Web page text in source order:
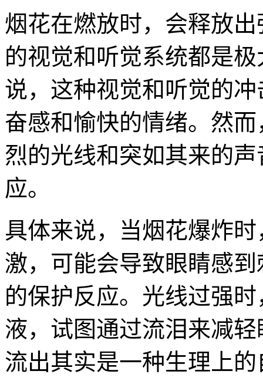
烟花在燃放时，会释放
的视觉和听觉系统都是
说，这种视觉和听觉的
奋感和愉快的情绪。然
烈的光线和突如其来的
应。
具体来说，当烟花爆炸
激，可能会导致眼睛感
的保护反应。光线过强
液，试图通过流泪来减
流出其实是一种生理上